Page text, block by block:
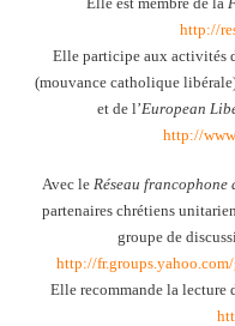
http://
Elle participe aux activités
(mouvance catholique
et de l’European
http://
Avec le Réseau francophone
partenaires chrétiens
groupe de
http://
Elle recommande la lecture